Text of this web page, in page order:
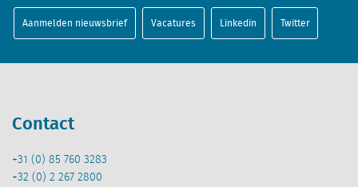
Aanmelden nieuwsbrief Vacatures Linkedin Twitter
Contact
+31 (0) 85 760 3283
+32 (0) 2 267 2800